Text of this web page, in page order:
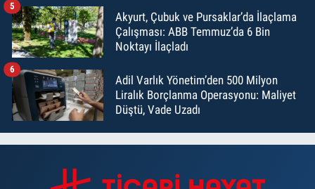
Akyurt, Çubuk ve Pursaklar’da İlaçlama
Çalışması: ABB Temmuz’da 6 Bin
Noktayı İlaçladı
5
Adil Varlık Yönetim’den 500 Milyon
Liralık Borçlanma Operasyonu: Maliyet
Düştü, Vade Uzadı
6